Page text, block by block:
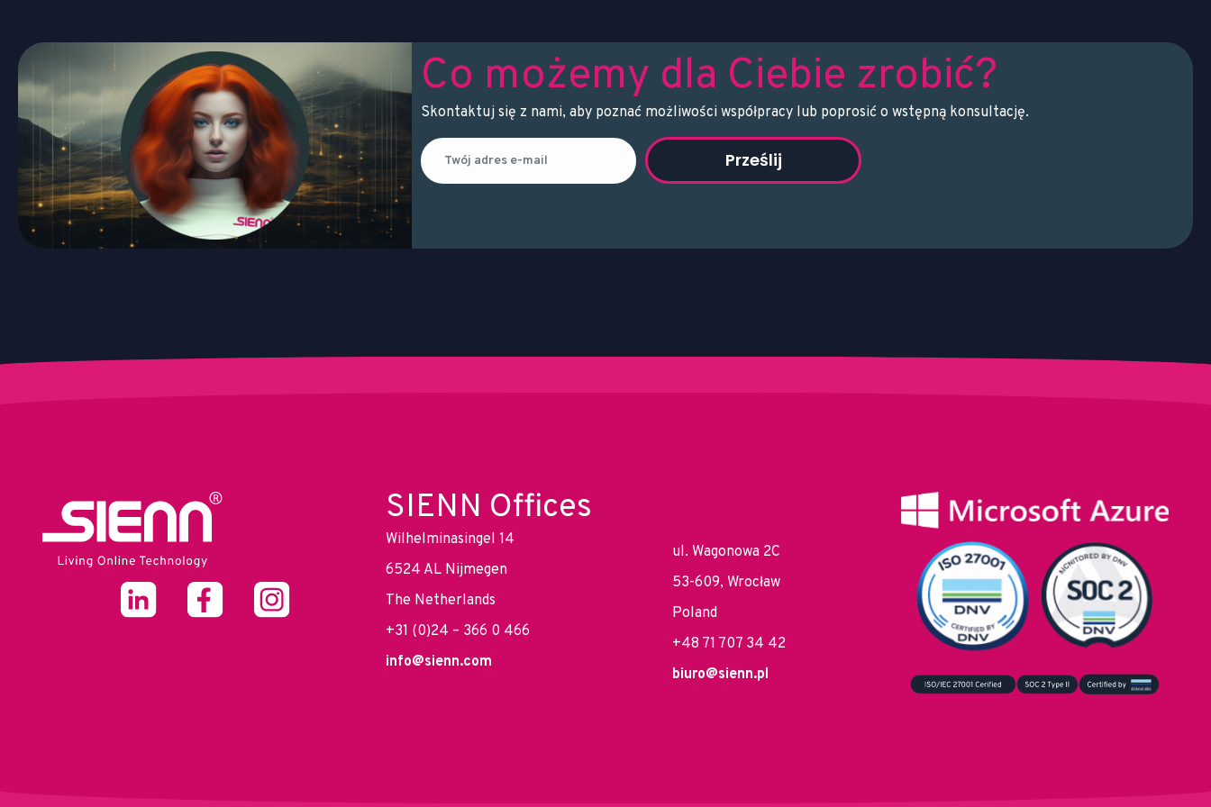
Co możemy dla Ciebie zrobić?
Skontaktuj się z nami, aby poznać możliwości współpracy lub poprosić o wstępną konsultację.
Prześlij
SIENN Offices
Wilhelminasingel 14
6524 AL Nijmegen
The Netherlands
+31 (0)24 – 366 0 466
info@sienn.com
ul. Wagonowa 2C
53-609, Wrocław
Poland
+48 71 707 34 42
biuro@sienn.pl